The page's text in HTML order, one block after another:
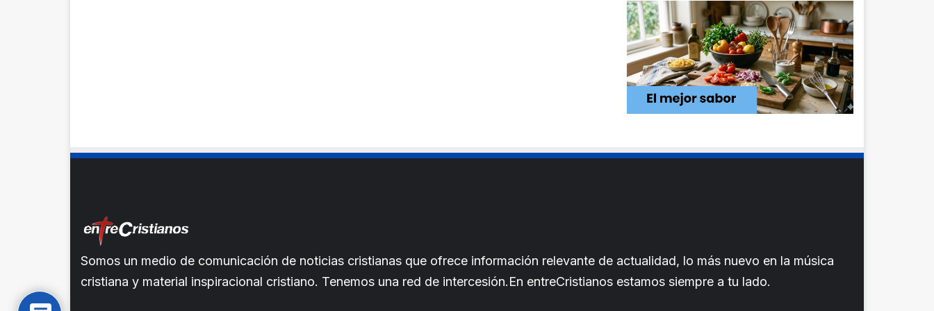
Somos un medio de comunicación de noticias cristianas que ofrece información relevante de actualidad, lo más nuevo en la música
cristiana y material inspiracional cristiano. Tenemos una red de intercesión.En entreCristianos estamos siempre a tu lado.